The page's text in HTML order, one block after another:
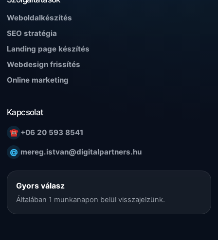
Weboldalkészítés
SEO stratégia
Landing page készítés
Webdesign frissítés
Online marketing
Kapcsolat
☎ +06 20 593 8541
@ mereg.istvan@digitalpartners.hu
Gyors válasz
Általában 1 munkanapon belül visszajelzünk.